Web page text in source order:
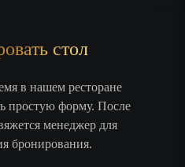
стол
в нашем ресторане
простую форму. После
менеджер для
бронирования.